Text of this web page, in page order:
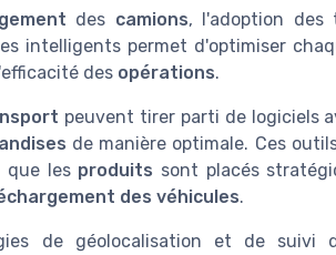
des camions, l'adoption des
intelligents permet d'optimiser
des opérations.
peuvent tirer parti de logiciels
de manière optimale. Ces
que les produits sont placés
des véhicules.
de géolocalisation et de suivi